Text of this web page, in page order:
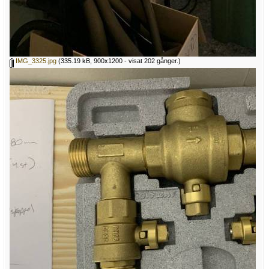
IMG_3325.jpg (335.19 kB, 900x1200 - visat 202 gånger.)